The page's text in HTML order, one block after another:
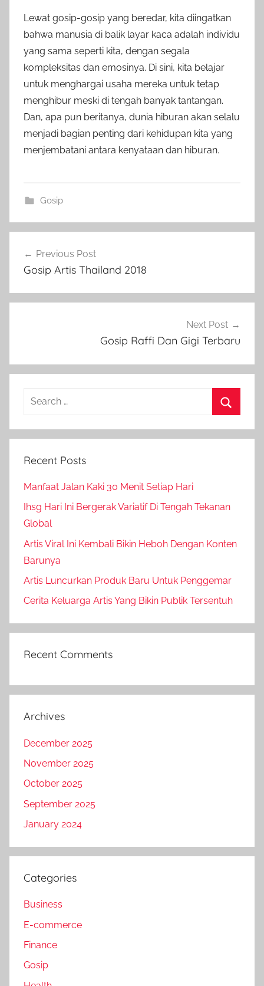
Lewat gosip-gosip yang beredar, kita diingatkan
bahwa manusia di balik layar kaca adalah individu
yang sama seperti kita, dengan segala
kompleksitas dan emosinya. Di sini, kita belajar
untuk menghargai usaha mereka untuk tetap
menghibur meski di tengah banyak tantangan.
Dan, apa pun beritanya, dunia hiburan akan selalu
menjadi bagian penting dari kehidupan kita yang
menjembatani antara kenyataan dan hiburan.
Gosip
navigation
Previous Post
Gosip Artis Thailand 2018
Next Post
Gosip Raffi Dan Gigi Terbaru
Search
Recent Posts
Manfaat Jalan Kaki 30 Menit Setiap Hari
Ihsg Hari Ini Bergerak Variatif Di Tengah Tekanan
Global
Artis Viral Ini Kembali Bikin Heboh Dengan Konten
Barunya
Artis Luncurkan Produk Baru Untuk Penggemar
Cerita Keluarga Artis Yang Bikin Publik Tersentuh
Recent Comments
Archives
December 2025
November 2025
October 2025
September 2025
January 2024
Categories
Business
E-commerce
Finance
Gosip